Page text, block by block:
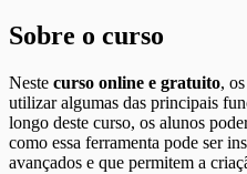
Sobre o curso
Neste curso online e gratuito,
utilizar algumas das principais
longo deste curso, os alunos
como essa ferramenta pode ser
avançados e que permitem a